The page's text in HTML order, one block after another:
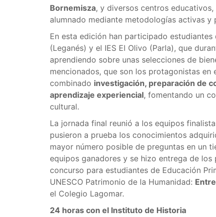
Bornemisza, y diversos centros
alumnado mediante metodologías activas y
En esta edición han participado
(Leganés) y el IES El Olivo (Parla), que
aprendiendo sobre unas selecciones de
mencionados, que son los protagonistas
combinado investigación, preparación de
aprendizaje experiencial, fomentando un
cultural.
La jornada final reunió a los equipos
pusieron a prueba los conocimientos
mayor número posible de preguntas en un
equipos ganadores y se hizo entrega de
concurso para estudiantes de Educación
UNESCO Patrimonio de la Humanidad:
el Colegio Lagomar.
24 horas con el Instituto de Historia